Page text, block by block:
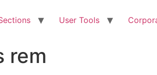
User Tools
rem